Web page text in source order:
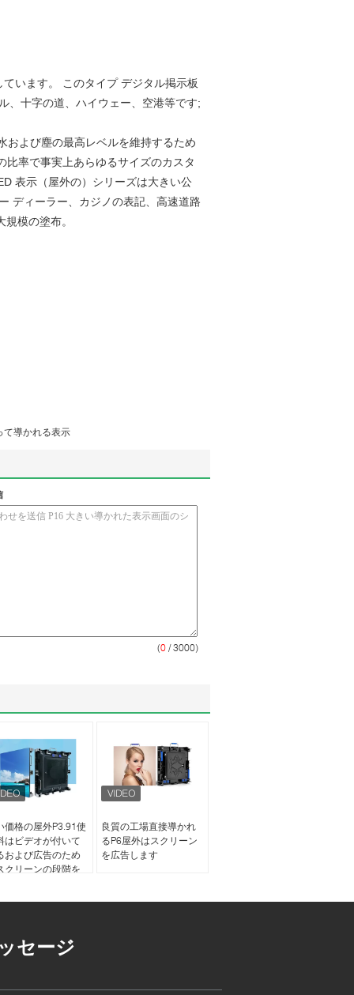
います。 このタイプ デジタル掲示板
、十字の道、ハイウェー、空港等です;
および塵の最高レベルを維持するため
率で事実上あらゆるサイズのカスタ
表示（屋外の）シリーズは大きい公
ディーラー、カジノの表記、高速道路
模の塗布。
て導かれる表示
(0 / 3000)
価格の屋外P3.91使
はビデオが付いて
および広告のため
クリーンの段階を
良質の工場直接導かれ
るP6屋外はスクリーン
を広告します
セージ